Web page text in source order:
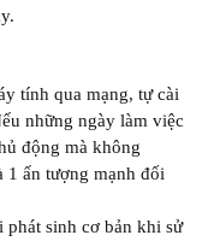
tính qua mạng, tự cài
những ngày làm việc
động mà không
1 ấn tượng mạnh đối
phát sinh cơ bản khi sử